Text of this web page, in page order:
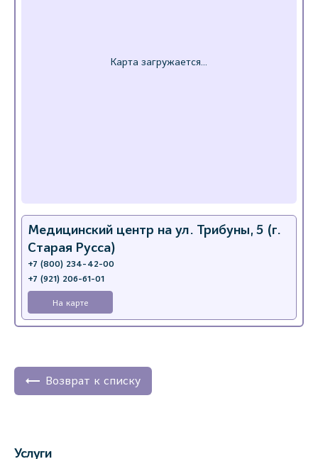
Медицинский центр на ул. Трибуны, 5 (г.
Старая Русса)
+7 (800) 234-42-00
+7 (921) 206-61-01
На карте
Возврат к списку
Услуги